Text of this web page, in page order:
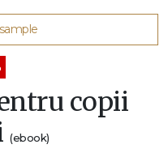
copii
(ebook)